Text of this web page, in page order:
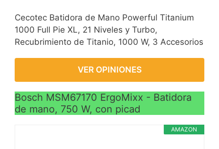
Cecotec Batidora de Mano Powerful Titanium
1000 Full Pie XL, 21 Niveles y Turbo,
Recubrimiento de Titanio, 1000 W, 3 Accesorios
VER OPINIONES
Bosch MSM67170 ErgoMixx - Batidora
de mano, 750 W, con picad
AMAZON